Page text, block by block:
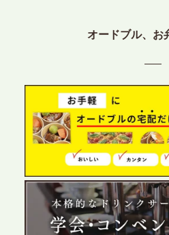
プレスリリースのご案内｜ケ
目の展開で、拡大する出張パ
2026.6.4
プレスリリースのご案内｜夏
の離職防止に。オフィスや会
う「お祭りケータリング」の
2026.5.29
プレスリリースのご案内｜ケ
オードブル、お